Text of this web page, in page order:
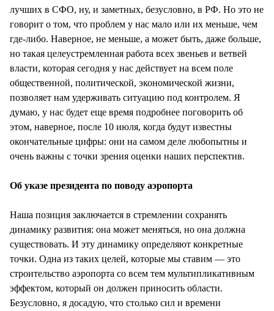
лучших в СФО, ну, и заметных, безусловно, в РФ. Но это не
говорит о том, что проблем у нас мало или их меньше, чем
где-либо. Наверное, не меньше, а может быть, даже больше,
но такая целеустремленная работа всех звеньев и ветвей
власти, которая сегодня у нас действует на всем поле
общественной, политической, экономической жизни,
позволяет нам удерживать ситуацию под контролем. Я
думаю, у нас будет еще время подробнее поговорить об
этом, наверное, после 10 июля, когда будут известны
окончательные цифры: они на самом деле любопытны и
очень важны с точки зрения оценки наших перспектив.
Об указе президента по поводу аэропорта
Наша позиция заключается в стремлении сохранять
динамику развития: она может меняться, но она должна
существовать. И эту динамику определяют конкретные
точки. Одна из таких целей, которые мы ставим — это
строительство аэропорта со всем тем мультипликативным
эффектом, который он должен приносить области.
Безусловно, я досадую, что столько сил и времени